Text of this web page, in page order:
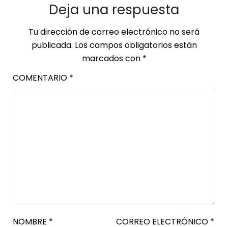
Deja una respuesta
Tu dirección de correo electrónico no será
publicada. Los campos obligatorios están
marcados con *
COMENTARIO *
NOMBRE * CORREO ELECTRÓNICO *